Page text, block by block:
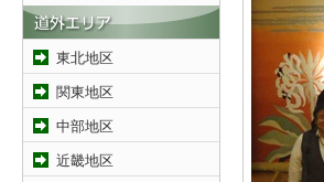
東北地区
関東地区
中部地区
近畿地区